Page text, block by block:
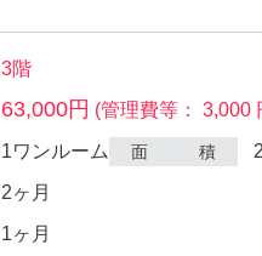
3階
63,000円 (管理費等： 3,000
1ワンルーム 面 積
2ヶ月
1ヶ月